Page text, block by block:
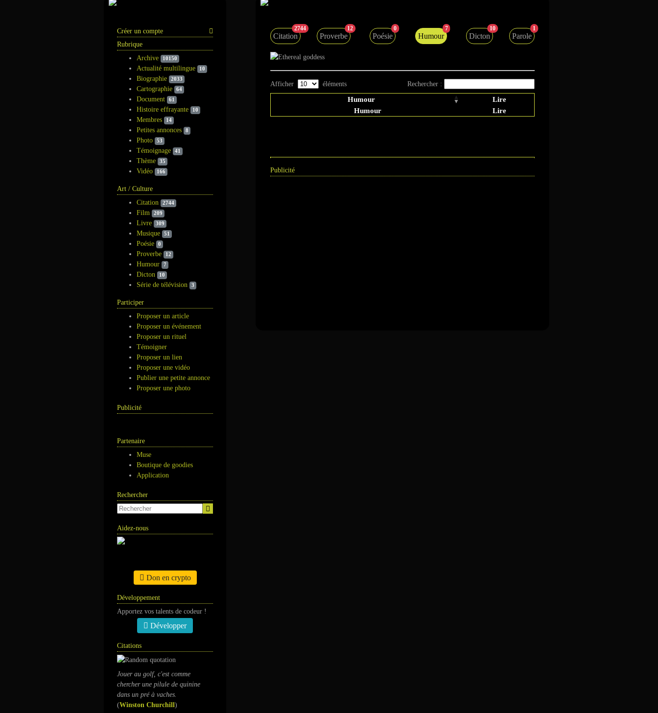
Créer un compte
Rubrique
Archive
10150
Actualité multilingue 10
Biographie 2033
Cartographie 64
Document 61
Histoire effrayante 10
Membres 14
Petites annonces 8
Photo 53
Témoignage 41
Thème 35
Vidéo 166
Art / Culture
Citation
2744
Film 209
Livre 309
Musique 51
Poésie 0
Proverbe 12
Humour 7
Dicton 10
Série de télévision 3
Participer
Proposer un article
Proposer un événement
Proposer un rituel
Témoigner
Proposer un lien
Proposer une vidéo
Publier une petite annonce
Proposer une photo
Publicité
Partenaire
Muse
Boutique de goodies
Application
Rechercher
Aidez-nous
Don en crypto
Développement
Apportez vos talents de codeur !
Développer
Citations
Jouer au golf, c'est comme
chercher une pilule de quinine
dans un pré à vaches.
(Winston Churchill)
Citation
2744
Proverbe
12
Poésie
0
Humour
7
Dicton
10
Parole
1
Afficher éléments Rechercher :
Humour
Lire
Humour
Lire
Publicité